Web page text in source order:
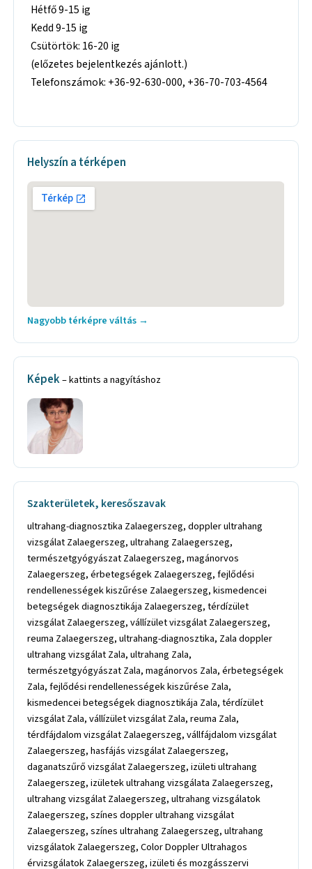
Hétfő 9-15 ig
Kedd 9-15 ig
Csütörtök: 16-20 ig
(előzetes bejelentkezés ajánlott.)
Telefonszámok: +36-92-630-000, +36-70-703-4564
Helyszín a térképen
Nagyobb térképre váltás →
Képek– kattints a nagyításhoz
Szakterületek, keresőszavak
ultrahang-diagnosztika Zalaegerszeg, doppler ultrahang
vizsgálat Zalaegerszeg, ultrahang Zalaegerszeg,
természetgyógyászat Zalaegerszeg, magánorvos
Zalaegerszeg, érbetegségek Zalaegerszeg, fejlődési
rendellenességek kiszűrése Zalaegerszeg, kismedencei
betegségek diagnosztikája Zalaegerszeg, térdízület
vizsgálat Zalaegerszeg, vállízület vizsgálat Zalaegerszeg,
reuma Zalaegerszeg, ultrahang-diagnosztika, Zala doppler
ultrahang vizsgálat Zala, ultrahang Zala,
természetgyógyászat Zala, magánorvos Zala, érbetegségek
Zala, fejlődési rendellenességek kiszűrése Zala,
kismedencei betegségek diagnosztikája Zala, térdízület
vizsgálat Zala, vállízület vizsgálat Zala, reuma Zala,
térdfájdalom vizsgálat Zalaegerszeg, vállfájdalom vizsgálat
Zalaegerszeg, hasfájás vizsgálat Zalaegerszeg,
daganatszűrő vizsgálat Zalaegerszeg, izületi ultrahang
Zalaegerszeg, izületek ultrahang vizsgálata Zalaegerszeg,
ultrahang vizsgálat Zalaegerszeg, ultrahang vizsgálatok
Zalaegerszeg, színes doppler ultrahang vizsgálat
Zalaegerszeg, színes ultrahang Zalaegerszeg, ultrahang
vizsgálatok Zalaegerszeg, Color Doppler Ultrahagos
érvizsgálatok Zalaegerszeg, izületi és mozgásszervi